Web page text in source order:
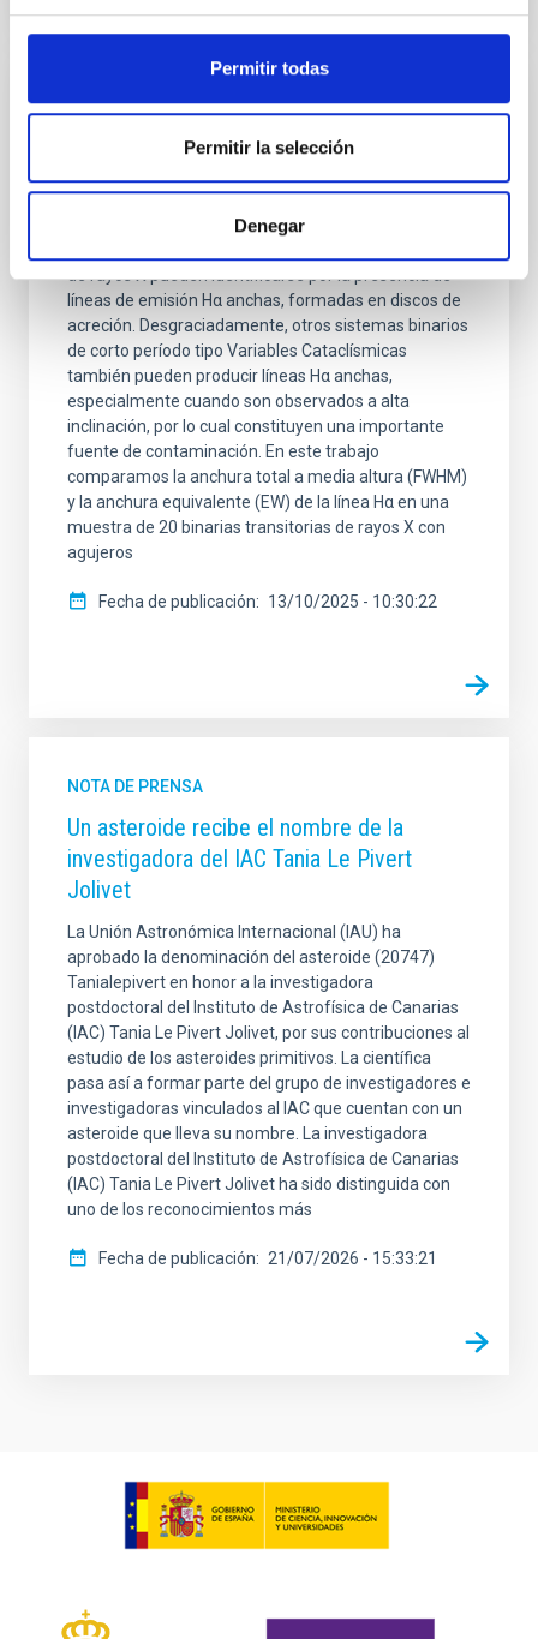
Permitir todas
Permitir la selección
Denegar
RESULTADO DE INVESTIGACIÓN
Una métrica Hα para identificar agujeros
negros durmientes en binarias transitorias
de rayos X pueden identificarse por la presencia de
líneas de emisión Hα anchas, formadas en discos de
acreción. Desgraciadamente, otros sistemas binarios
de corto período tipo Variables Cataclísmicas
también pueden producir líneas Hα anchas,
especialmente cuando son observados a alta
inclinación, por lo cual constituyen una importante
fuente de contaminación. En este trabajo
comparamos la anchura total a media altura (FWHM)
y la anchura equivalente (EW) de la línea Hα en una
muestra de 20 binarias transitorias de rayos X con
agujeros
Fecha de publicación 13/10/2025 - 10:30:22
NOTA DE PRENSA
Un asteroide recibe el nombre de la
investigadora del IAC Tania Le Pivert
Jolivet
La Unión Astronómica Internacional (IAU) ha
aprobado la denominación del asteroide (20747)
Tanialepivert en honor a la investigadora
postdoctoral del Instituto de Astrofísica de Canarias
(IAC) Tania Le Pivert Jolivet, por sus contribuciones al
estudio de los asteroides primitivos. La científica
pasa así a formar parte del grupo de investigadores e
investigadoras vinculados al IAC que cuentan con un
asteroide que lleva su nombre. La investigadora
postdoctoral del Instituto de Astrofísica de Canarias
(IAC) Tania Le Pivert Jolivet ha sido distinguida con
uno de los reconocimientos más
Fecha de publicación 21/07/2026 - 15:33:21